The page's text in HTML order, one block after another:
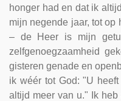
honger had en dat ik
mijn negende jaar, tot op
– de Heer is mijn
zelfgenoegzaamheid
gisteren genade en
ik wéér tot God: "U
altijd meer van u." Ik